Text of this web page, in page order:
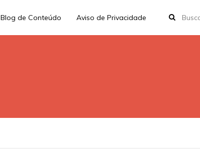
Blog de Conteúdo Aviso de Privacidade